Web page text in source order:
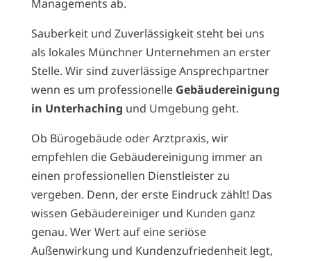
Managements ab.
Sauberkeit und Zuverlässigkeit steht bei uns
als lokales Münchner Unternehmen an erster
Stelle. Wir sind zuverlässige Ansprechpartner
wenn es um professionelle Gebäudereinigung
in Unterhaching und Umgebung geht.
Ob Bürogebäude oder Arztpraxis, wir
empfehlen die Gebäudereinigung immer an
einen professionellen Dienstleister zu
vergeben. Denn, der erste Eindruck zählt! Das
wissen Gebäudereiniger und Kunden ganz
genau. Wer Wert auf eine seriöse
Außenwirkung und Kundenzufriedenheit legt,